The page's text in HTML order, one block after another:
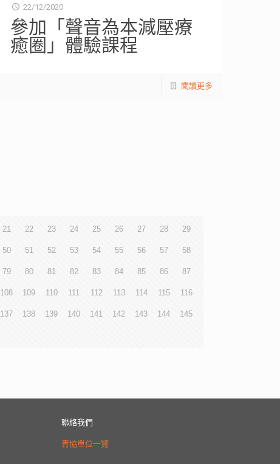
22/12/2020
參加「聲音為本減壓療
癒圈」體驗課程
閱讀更多
21 22 23 24 25 26 27 28 29
50 51 52 53 54 55 56 57 58
79 80 81 82 83 84 85 86 87
108 109 110 111 112 113 114 115 116
137 138 139 140 141 142 143 144 145
聯絡我們
青協單位一覽